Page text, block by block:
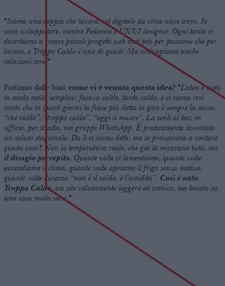
“Siamo una coppia che lavora nel digitale da circa nove anni. Io
sono sviluppatore, mentre Federica è UX/UI designer. Ogni tanto ci
divertiamo a creare piccoli progetti web nati più per passione che per
lavoro, e Troppo Caldo è uno di questi. Ma sviluppiamo anche
soluzioni serie “
Partiamo dalle basi: come vi è venuta questa idea? “L’idea è nata
in modo molto semplice: faceva caldo, tanto caldo, e ci siamo resi
conto che in questi giorni la frase più detta in giro è sempre la stessa:
“che caldo”, “troppo caldo”, “oggi si muore”. La senti al bar, in
ufficio, per strada, nei gruppi WhatsApp. È praticamente diventato
un saluto stagionale. Da lì ci siamo detti: ma se provassimo a contare
questa cosa? Non la temperatura reale, che già la misurano tutti, ma
il disagio percepito. Quante volte ci lamentiamo, quante volte
accendiamo il clima, quante volte apriamo il frigo senza motivo,
quante volte diciamo “non è il caldo, è l’umidità”. Così è nato
Troppo Caldo, un sito volutamente leggero ed ironico, ma basato su
una cosa molto vera.“